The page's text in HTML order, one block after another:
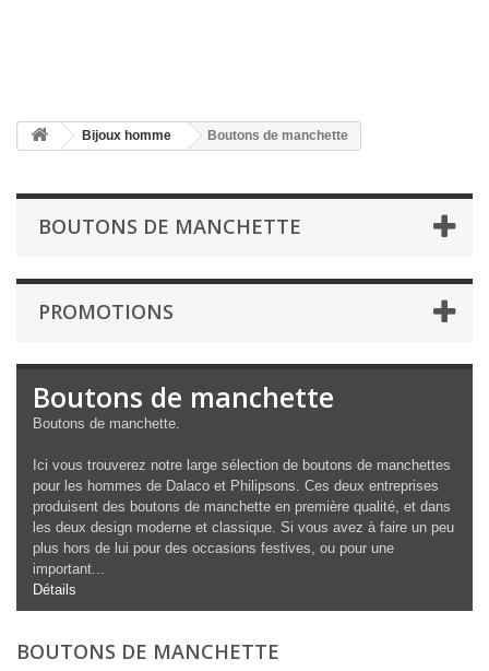
Bijoux homme Boutons de manchette
BOUTONS DE MANCHETTE
PROMOTIONS
Boutons de manchette
Boutons de manchette.
Ici vous trouverez notre large sélection de boutons de manchettes
pour les hommes de Dalaco et Philipsons. Ces deux entreprises
produisent des boutons de manchette en première qualité, et dans
les deux design moderne et classique. Si vous avez à faire un peu
plus hors de lui pour des occasions festives, ou pour une
important...
Détails
BOUTONS DE MANCHETTE